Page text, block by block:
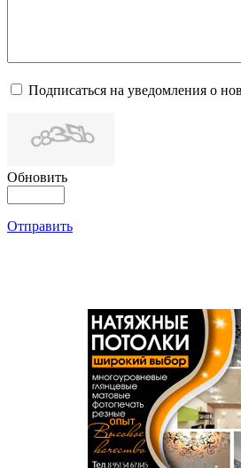
Подписаться на уведомления о
Обновить
Отправить